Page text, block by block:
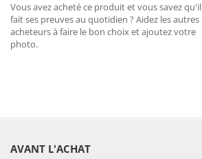
Vous avez acheté ce produit et vous savez qu'il
fait ses preuves au quotidien ? Aidez les autres
acheteurs à faire le bon choix et ajoutez votre
photo.
AVANT L'ACHAT